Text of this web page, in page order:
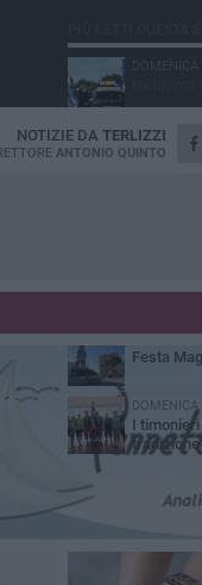
NOTIZIE DA TERLIZZI
ANTONIO QUINTO
LUNEDÌ 3
Gatto
Mini
GIOVEDÌ 6
Festa
I
tradizione